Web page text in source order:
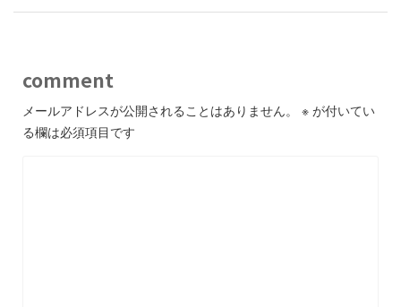
comment
メールアドレスが公開されることはありません。 ※ が付いてい
る欄は必須項目です